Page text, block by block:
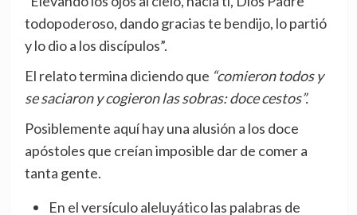
todopoderoso, dando gracias te bendijo, lo partió
y lo dio a los discípulos”.
El relato termina diciendo que “comieron todos y
se saciaron y cogieron las sobras: doce cestos”.
Posiblemente aquí hay una alusión a los doce
apóstoles que creían imposible dar de comer a
tanta gente.
En el versículo aleluyático las palabras de